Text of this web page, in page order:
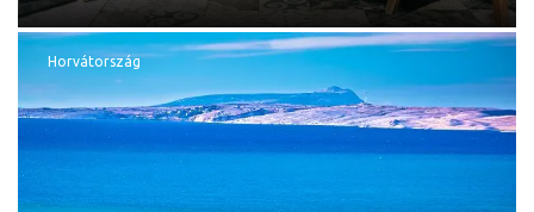
Horvátország